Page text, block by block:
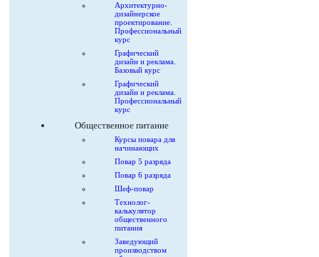
Архитектурно-
дизайнерское
проектирование.
Профессиональный
курс
Графический
дизайн и реклама.
Базовый курс
Графический
дизайн и реклама.
Профессиональный
курс
Общественное питание
Курсы повара для
начинающих
Повар 5 разряда
Повар 6 разряда
Шеф-повар
Технолог-
калькулятор
общественного
питания
Заведующий
производством